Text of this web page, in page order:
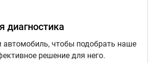
диагностика
чтобы подобрать наше
решение для него.